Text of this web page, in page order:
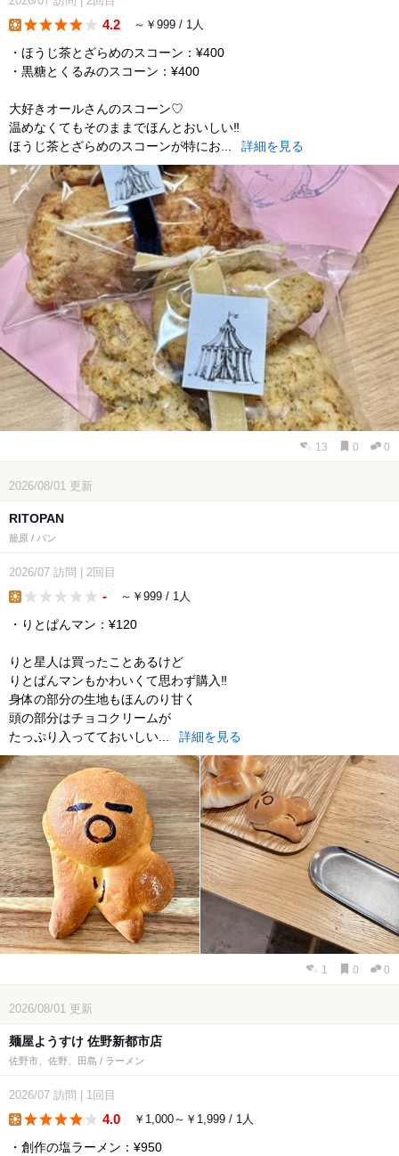
4.2 ～￥999 / 1人
・ほうじ茶とざらめのスコーン：¥400
・黒糖とくるみのスコーン：¥400
大好きオールさんのスコーン♡
温めなくてもそのままでほんとおいしい‼︎
ほうじ茶とざらめのスコーンが特にお...
詳細を見る
13 0 0
2026/08/01 更新
RITOPAN
籠原 / パン
2026/07 訪問 2回目
- ～￥999 / 1人
・りとぱんマン：¥120
りと星人は買ったことあるけど
りとぱんマンもかわいくて思わず購入‼︎
身体の部分の生地もほんのり甘く
頭の部分はチョコクリームが
たっぷり入ってておいしい...
詳細を見る
1 0 0
2026/08/01 更新
麺屋ようすけ 佐野新都市店
佐野市、佐野、田島 / ラーメン
2026/07 訪問 1回目
4.0 ￥1,000～￥1,999 / 1人
・創作の塩ラーメン：¥950